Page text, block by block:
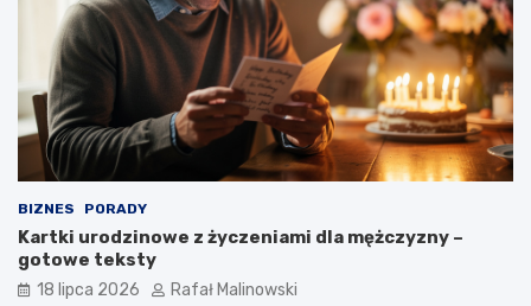
BIZNES PORADY
Kartki urodzinowe z życzeniami dla mężczyzny –
gotowe teksty
18 lipca 2026 Rafał Malinowski